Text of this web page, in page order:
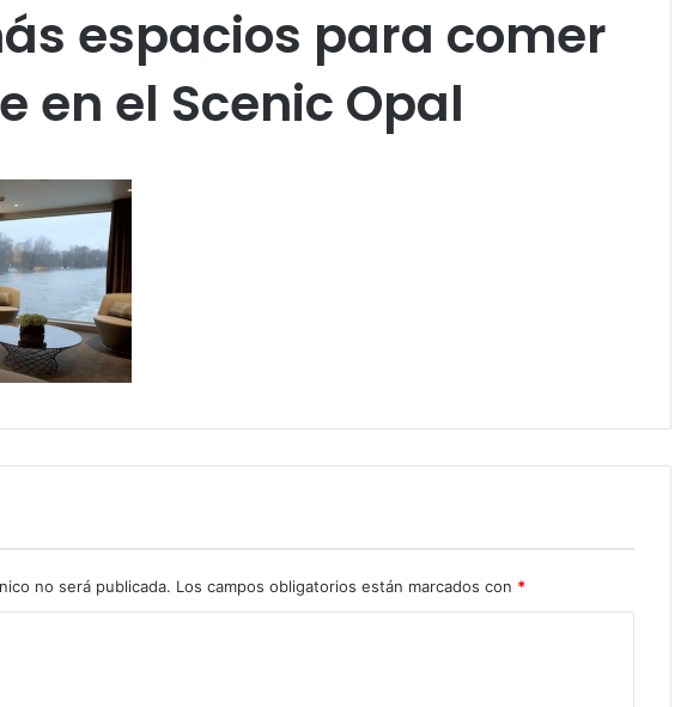
espacios para comer
en el Scenic Opal
no será publicada. Los campos obligatorios están marcados con *